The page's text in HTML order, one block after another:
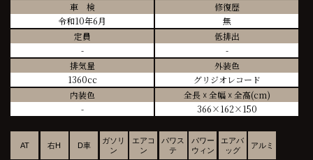
車 検
令和10年6月
修復歴
無
定員
-
低排出
-
排気量
1360cc
外装色
グリジオレコード
内装色
-
全長 ☓ 全幅 ☓ 全高(cm)
366×162×150
AT 右H D車
ガソリ
ン
エアコ
ン
パワス
テ
パワー
ウィン
エアバ
ッグ
アルミ